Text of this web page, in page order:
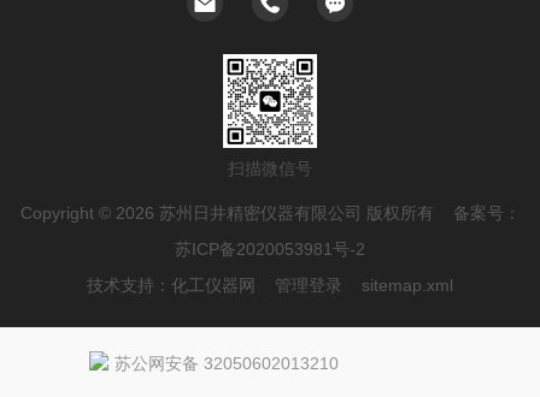
扫描微信号
Copyright © 2026 苏州日井精密仪器有限公司 版权所有 备案号：
苏ICP备2020053981号-2
技术支持： 化工仪器网 管理登录 sitemap.xml
苏公网安备 32050602013210